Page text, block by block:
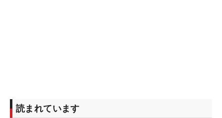
読まれています